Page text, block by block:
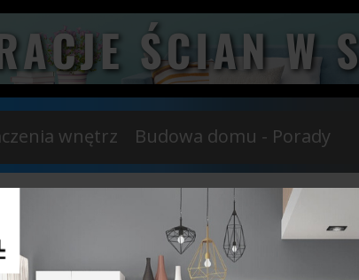
wnętrz Budowa domu - Porady
2022